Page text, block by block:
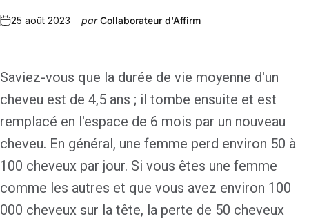
25 août 2023 parCollaborateur d'Affirm
Saviez-vous que la durée de vie moyenne d'un
cheveu est de 4,5 ans ; il tombe ensuite et est
remplacé en l'espace de 6 mois par un nouveau
cheveu. En général, une femme perd environ 50 à
100 cheveux par jour. Si vous êtes une femme
comme les autres et que vous avez environ 100
000 cheveux sur la tête, la perte de 50 cheveux